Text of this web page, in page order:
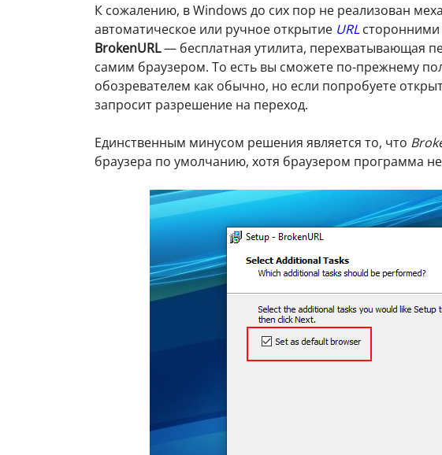
К сожалению, в Windows до сих пор не реализован
автоматическое или ручное открытие URLсторонними
BrokenURL— бесплатная утилита, перехватывающая
самим браузером. То есть вы сможете по-прежнему
обозревателем как обычно, но если попробуете
запросит разрешение на переход.
Единственным минусом решения является то, что
браузера по умолчанию, хотя браузером программа не